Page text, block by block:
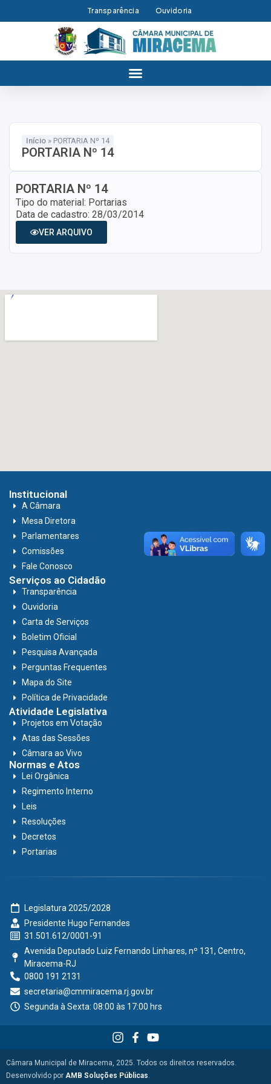
Transparência Ouvidoria
Início » PORTARIA Nº 14
PORTARIA Nº 14
PORTARIA Nº 14
Tipo do material: Portarias
Data de cadastro: 28/03/2014
VER ARQUIVO
Institucional
A Câmara
Mesa Diretora
Parlamentares
Comissões
Fale Conosco
Serviços ao Cidadão
Transparência
Ouvidoria
Carta de Serviços
Boletim Oficial
Pesquisa Avançada
Perguntas Frequentes
Mapa do Site
Política de Privacidade
Atividade Legislativa
Projetos em Votação
Atas das Sessões
Câmara ao Vivo
Normas e Atos
Lei Orgânica
Regimento Interno
Leis
Resoluções
Decretos
Portarias
Legislatura 2025/2028
Presidente Hugo Fernandes
31.501.612/0001-91
Avenida Deputado Luiz Fernando Linhares, nº 131, Centro,
Miracema-RJ
0800 191 2131
secretaria@cmmiracema.rj.gov.br
Segunda à Sexta: 08:00 às 17:00 hrs
Câmara Municipal de Miracema, 2025. Todos os direitos reservados.
Desenvolvido por AMB Soluções Públicas.